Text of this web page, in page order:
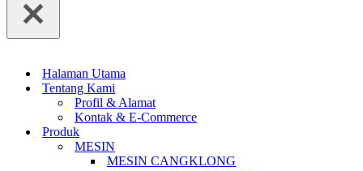
Halaman Utama
Tentang Kami
Profil & Alamat
Kontak & E-Commerce
Produk
MESIN
MESIN CANGKLONG